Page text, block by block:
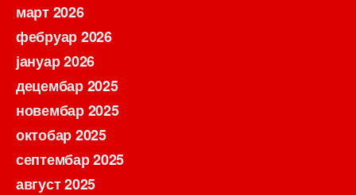
март 2026
фебруар 2026
јануар 2026
децембар 2025
новембар 2025
октобар 2025
септембар 2025
август 2025